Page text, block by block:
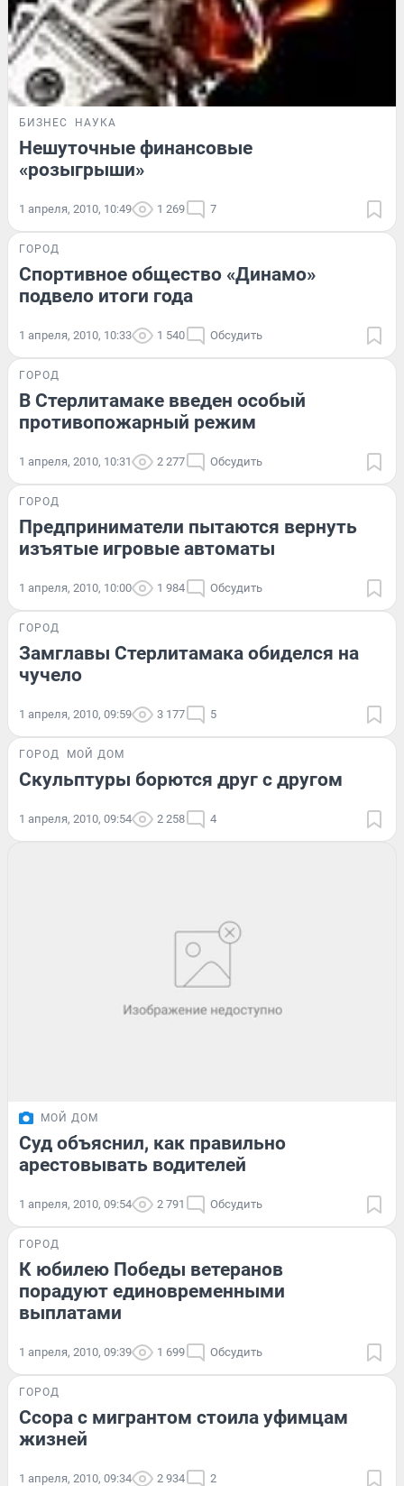
БИЗНЕС НАУКА
Нешуточные финансовые
«розыгрыши»
1 апреля, 2010, 10:49 1 269 7
ГОРОД
Спортивное общество «Динамо»
подвело итоги года
1 апреля, 2010, 10:33 1 540 Обсудить
ГОРОД
В Стерлитамаке введен особый
противопожарный режим
1 апреля, 2010, 10:31 2 277 Обсудить
ГОРОД
Предприниматели пытаются вернуть
изъятые игровые автоматы
1 апреля, 2010, 10:00 1 984 Обсудить
ГОРОД
Замглавы Стерлитамака обиделся на
чучело
1 апреля, 2010, 09:59 3 177 5
ГОРОД МОЙ ДОМ
Скульптуры борются друг с другом
1 апреля, 2010, 09:54 2 258 4
МОЙ ДОМ
Суд объяснил, как правильно
арестовывать водителей
1 апреля, 2010, 09:54 2 791 Обсудить
ГОРОД
К юбилею Победы ветеранов
порадуют единовременными
выплатами
1 апреля, 2010, 09:39 1 699 Обсудить
ГОРОД
Ссора с мигрантом стоила уфимцам
жизней
1 апреля, 2010, 09:34 2 934 2